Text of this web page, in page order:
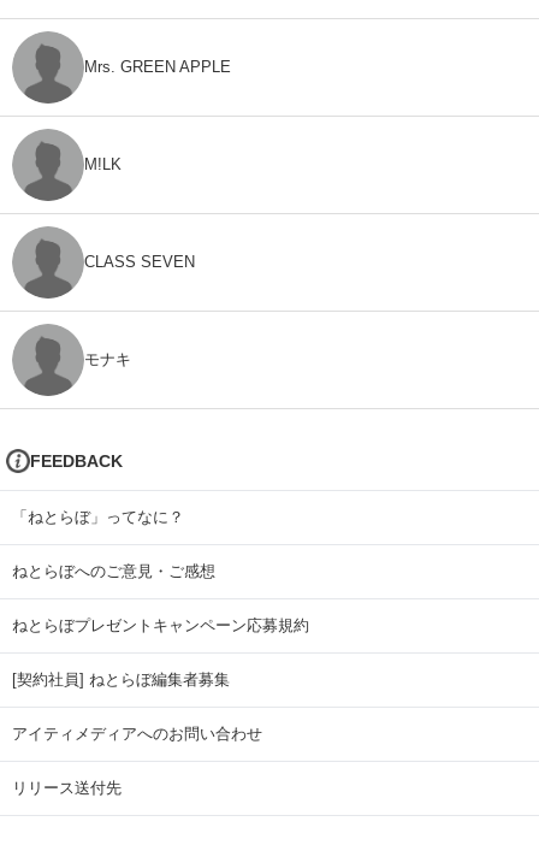
Mrs. GREEN APPLE
M!LK
CLASS SEVEN
モナキ
FEEDBACK
「ねとらぼ」ってなに？
ねとらぼへのご意見・ご感想
ねとらぼプレゼントキャンペーン応募規約
[契約社員] ねとらぼ編集者募集
アイティメディアへのお問い合わせ
リリース送付先